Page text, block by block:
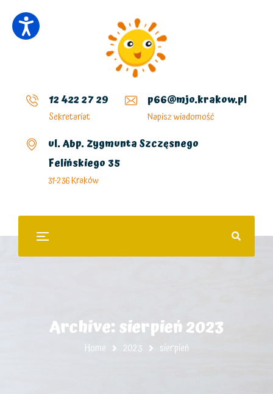
12 422 27 29
Sekretariat
p66@mjo.krakow.pl
Napisz wiadomość
ul. Abp. Zygmunta Szczęsnego
Felińskiego 35
31-236 Kraków
Archive: sierpień 2023
Home 2023 sierpień